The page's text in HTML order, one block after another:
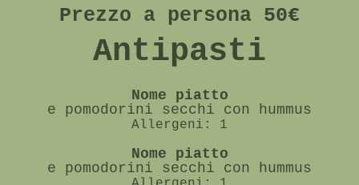
Prezzo a persona 50€
Antipasti
Nome piatto
e pomodorini secchi con hummus
Allergeni: 1
Nome piatto
e pomodorini secchi con hummus